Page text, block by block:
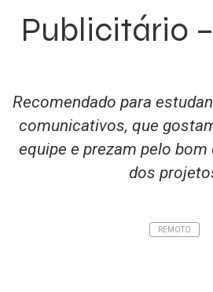
Publicitário
Recomendado para
comunicativos, que
equipe e prezam pelo
dos
REMOTO